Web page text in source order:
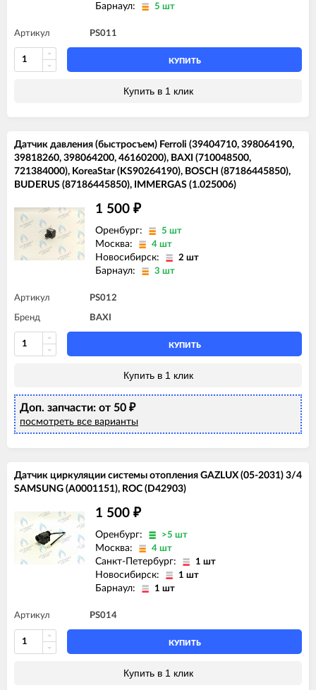
Барнаул: 5 шт
Артикул PS011
КУПИТЬ
Купить в 1 клик
Датчик давления (быстросъем) Ferroli (39404710, 398064190,
39818260, 398064200, 46160200), BAXI (710048500,
721384000), KoreaStar (KS90264190), BOSCH (87186445850),
BUDERUS (87186445850), IMMERGAS (1.025006)
1 500 ₽
Оренбург: 5 шт
Москва: 4 шт
Новосибирск: 2 шт
Барнаул: 3 шт
Артикул PS012
Бренд BAXI
КУПИТЬ
Купить в 1 клик
Доп. запчасти: от 50 ₽
посмотреть все варианты
Датчик циркуляции системы отопления GAZLUX (05-2031) 3/4
SAMSUNG (A0001151), ROC (D42903)
1 500 ₽
Оренбург: >5 шт
Москва: 4 шт
Санкт-Петербург: 1 шт
Новосибирск: 1 шт
Барнаул: 1 шт
Артикул PS014
КУПИТЬ
Купить в 1 клик